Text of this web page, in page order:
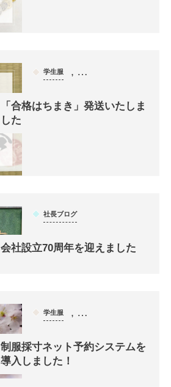
学生服 , …
「合格はちまき」発送いたしま
した
社長ブログ
会社設立70周年を迎えました
学生服 , …
制服採寸ネット予約システムを
導入しました！